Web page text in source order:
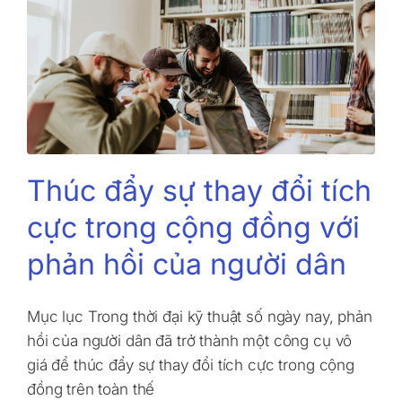
Thúc đẩy sự thay đổi tích
cực trong cộng đồng với
phản hồi của người dân
Mục lục Trong thời đại kỹ thuật số ngày nay, phản
hồi của người dân đã trở thành một công cụ vô
giá để thúc đẩy sự thay đổi tích cực trong cộng
đồng trên toàn thế